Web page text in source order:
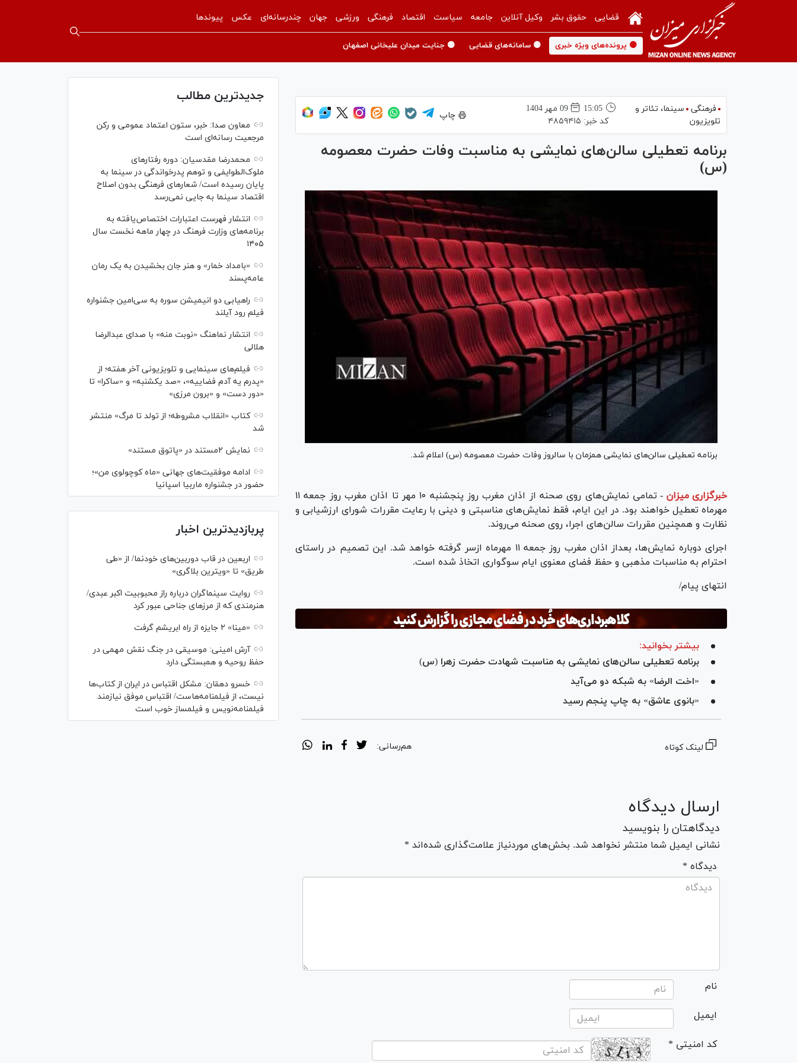
قضایی حقوق بشر وکیل آنلاین جامعه سیاست اقتصاد فرهنگی ورزشی جهان چندرسانه‌ای عکس پیوندها
🟡 پرونده‌های ویژه خبری 🟡 سامانه‌های قضایی 🟡 جنایت میدان علیخانی اصفهان
فرهنگی
سینما،‌ تئاتر و
تلویزیون
15:05
09 مهر 1404
کد خبر: ۴۸۵۹۴۱۵
چاپ
برنامه تعطیلی سالن‌های نمایشی به مناسبت وفات حضرت معصومه
(س)
برنامه تعطیلی سالن‌های نمایشی همزمان با سالروز وفات حضرت معصومه (س) اعلام شد.
خبرگزاری میزان -
تمامی نمایش‌های روی صحنه از اذان مغرب روز پنجشنبه ۱۰ مهر تا اذان مغرب روز جمعه ۱۱
مهرماه تعطیل خواهند بود. در این ایام، فقط نمایش‌های مناسبتی و دینی با رعایت مقررات شورای ارزشیابی و
نظارت و همچنین مقررات سالن‌های اجرا، روی صحنه می‌روند.
اجرای دوباره نمایش‌ها، بعداز اذان مغرب روز جمعه ۱۱ مهرماه ازسر گرفته خواهد شد. این تصمیم در راستای
احترام به مناسبات مذهبی و حفظ فضای معنوی ایام سوگواری اتخاذ شده است.
انتهای پیام/
بیشتر بخوانید:
برنامه تعطیلی سالن‌های نمایشی به مناسبت شهادت حضرت زهرا (س)
«اخت الرضا» به شبکه دو می‌آید
«بانوی عاشق» به چاپ پنجم رسید
لینک کوتاه هم‌رسانی:
ارسال دیدگاه
دیدگاهتان را بنویسید
نشانی ایمیل شما منتشر نخواهد شد. بخش‌های موردنیاز علامت‌گذاری شده‌اند *
* دیدگاه
نام
ایمیل
* کد امنیتی
جدیدترین مطالب
معاون صدا: خبر، ستون اعتماد عمومی و رکن
مرجعیت رسانه‌ای است
محمدرضا مقدسیان: دوره رفتارهای
ملوک‌الطوایفی و توهم پدرخواندگی در سینما به
پایان رسیده است/ شعارهای فرهنگی بدون اصلاح
اقتصاد سینما به جایی نمی‌رسد
انتشار فهرست اعتبارات اختصاص‌یافته به
برنامه‌های وزارت فرهنگ در چهار ماهه نخست سال
۱۴۰۵
«بامداد خمار» و هنر جان بخشیدن به یک رمان
عامه‌پسند
راهیابی دو انیمیشن سوره به سی‌امین جشنواره
فیلم رود آیلند
انتشار نماهنگ «نوبت منه» با صدای عبدالرضا
هلالی
فیلم‌های سینمایی و تلویزیونی آخر هفته؛ از
«پدرم یه آدم فضاییه»، «صد یکشنبه» و «ساکرا» تا
«دور دست» و «برون مرزی»
کتاب «انقلاب مشروطه؛ از تولد تا مرگ» منتشر
شد
نمایش ۲مستند در «پاتوق مستند»
ادامه موفقیت‌های جهانی «ماه کوچولوی من»؛
حضور در جشنواره ماربیا اسپانیا
پربازدیدترین اخبار
اربعین در قاب دوربین‌های خودنما/ از «طی
طریق» تا «ویترین بلاگری»
روایت سینماگران درباره راز محبوبیت اکبر عبدی/
هنرمندی که از مرزهای جناحی عبور کرد
«مینا» ۲ جایزه از راه ابریشم گرفت
آرش امینی: موسیقی در جنگ نقش مهمی در
حفظ روحیه و همبستگی دارد
خسرو دهقان: مشکل اقتباس در ایران از کتاب‌ها
نیست، از فیلمنامه‌هاست/ اقتباس موفق نیازمند
فیلمنامه‌نویس و فیلمساز خوب است